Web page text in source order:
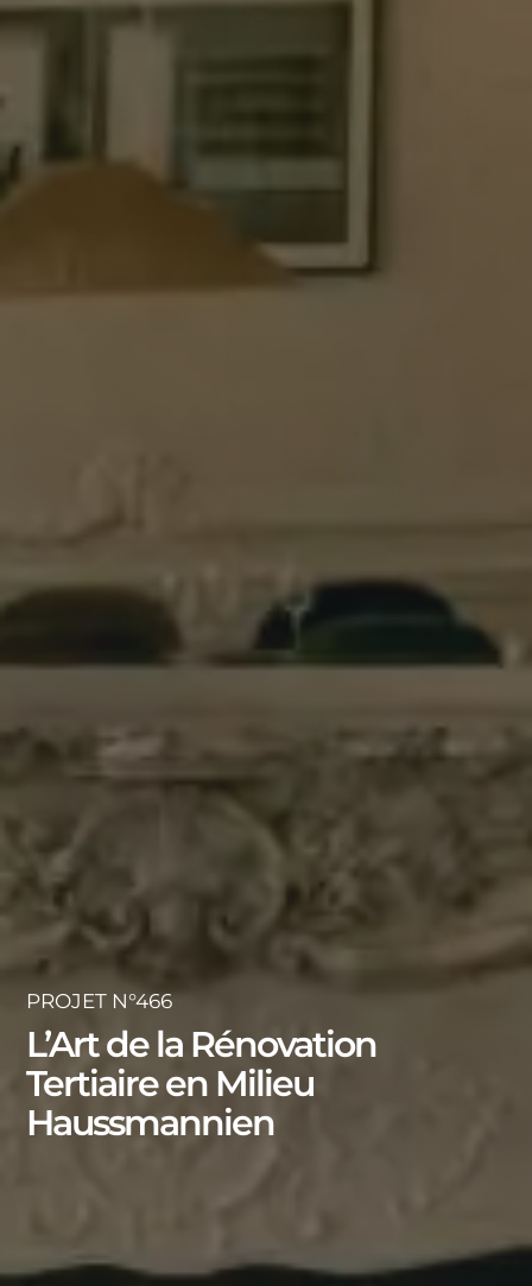
PROJET N°466
L’Art de la Rénovation
Tertiaire en Milieu
Haussmannien